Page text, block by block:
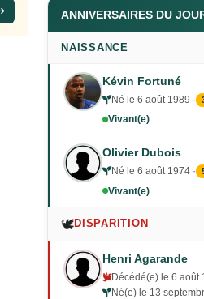
ANNIVERSAIRES DU
NAISSANCE
Kévin Fortuné
Né le 6 août 1989 ·
Vivant(e)
Olivier Dubois
Né le 6 août 1974 ·
Vivant(e)
🕊️DISPARITION
Henri Agarande
Décédé(e) le 6 août
Né(e) le 13